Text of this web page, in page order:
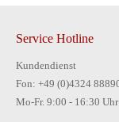
Service Hotline
Kundendienst
Fon: +49 (0)4324
Mo-Fr. 9:00 - 16:30 Uhr